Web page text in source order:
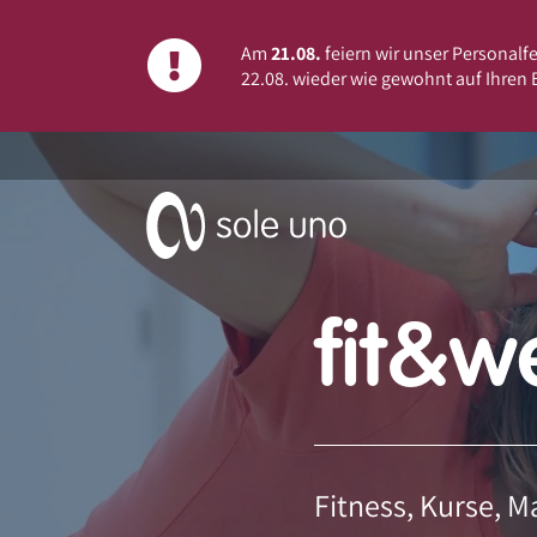
Am21.08.feiern wir unser
22.08. wieder wie gewohnt auf Ihren
Fitness, Kurse,